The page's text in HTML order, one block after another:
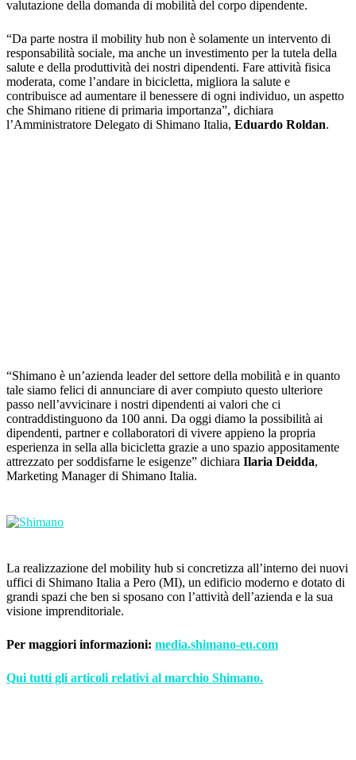
valutazione della domanda di mobilità del corpo dipendente.
“Da parte nostra il mobility hub non è solamente un intervento di
responsabilità sociale, ma anche un investimento per la tutela della
salute e della produttività dei nostri dipendenti. Fare attività fisica
moderata, come l’andare in bicicletta, migliora la salute e
contribuisce ad aumentare il benessere di ogni individuo, un aspetto
che Shimano ritiene di primaria importanza”, dichiara
l’Amministratore Delegato di Shimano Italia, Eduardo Roldan.
“Shimano è un’azienda leader del settore della mobilità e in quanto
tale siamo felici di annunciare di aver compiuto questo ulteriore
passo nell’avvicinare i nostri dipendenti ai valori che ci
contraddistinguono da 100 anni. Da oggi diamo la possibilità ai
dipendenti, partner e collaboratori di vivere appieno la propria
esperienza in sella alla bicicletta grazie a uno spazio appositamente
attrezzato per soddisfarne le esigenze” dichiara Ilaria Deidda,
Marketing Manager di Shimano Italia.
La realizzazione del mobility hub si concretizza all’interno dei nuovi
uffici di Shimano Italia a Pero (MI), un edificio moderno e dotato di
grandi spazi che ben si sposano con l’attività dell’azienda e la sua
visione imprenditoriale.
Per maggiori informazioni: media.shimano-eu.com
Qui tutti gli articoli relativi al marchio Shimano.